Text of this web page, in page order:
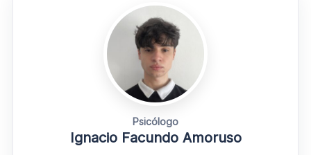
Psicólogo
Ignacio Facundo Amoruso